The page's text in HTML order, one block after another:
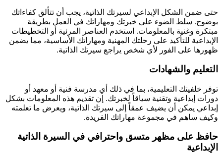
حتى ضمن الشكل الإبداعي لسيرتك الذاتية، يجب أن تتألق كفاءاتك
بوضوح. سلط الضوء على خبرتك ومهاراتك في العمل بطريقة
مبتكرة وغنية بالمعلومات. استخدم العناصر المرئية أو التخطيطات
الإبداعية للتأكيد على رحلتك المهنية ومهاراتك الأساسية، مما يضمن
ظهورها على الفور لأي شخص يراجع سيرتك الذاتية.
التعليم والشهادات
توفر خلفيتك التعليمية، بما في ذلك أي مدرسة فنية أو معهد أو
دورات إبداعية وتقنية سياقاً لخبرتك. إن تقديم هذه المعلومات بشكل
إبداعي يمكن أن يضيف عمقاً إلى سيرتك الذاتية، ويعرض ما تعلمته
وكيف ساهم في مجموعة مهاراتك الفريدة.
حافظ على مظهر متسق واحترافي في السيرة الذاتية
الإبداعية